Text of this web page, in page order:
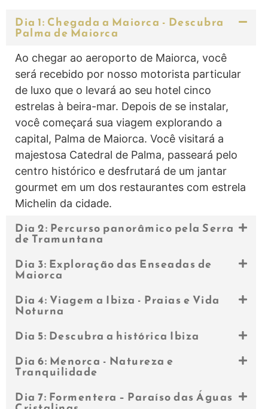
Dia 1: Chegada a Maiorca - Descubra
Palma de Maiorca
Ao chegar ao aeroporto de Maiorca, você
será recebido por nosso motorista particular
de luxo que o levará ao seu hotel cinco
estrelas à beira-mar. Depois de se instalar,
você começará sua viagem explorando a
capital, Palma de Maiorca. Você visitará a
majestosa Catedral de Palma, passeará pelo
centro histórico e desfrutará de um jantar
gourmet em um dos restaurantes com estrela
Michelin da cidade.
Dia 2: Percurso panorâmico pela Serra
de Tramuntana
Dia 3: Exploração das Enseadas de
Maiorca
Dia 4: Viagem a Ibiza - Praias e Vida
Noturna
Dia 5: Descubra a histórica Ibiza
Dia 6: Menorca - Natureza e
Tranquilidade
Dia 7: Formentera – Paraíso das Águas